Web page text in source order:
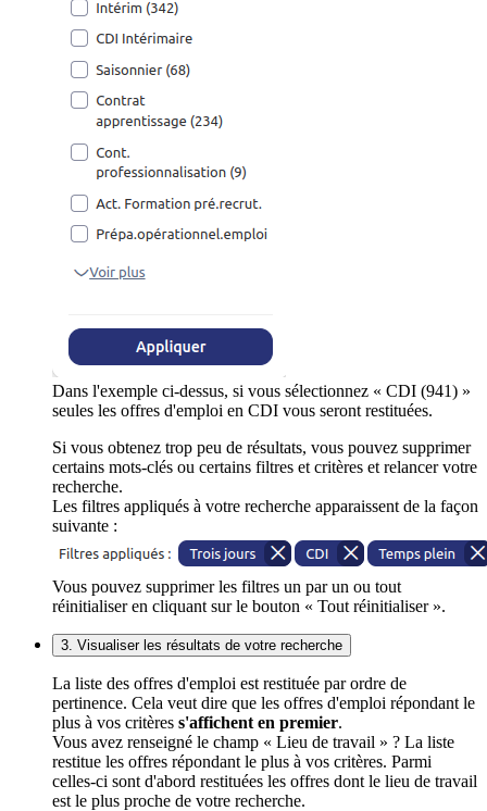
Dans l'exemple ci-dessus, si vous sélectionnez « CDI (941) »
seules les offres d'emploi en CDI vous seront restituées.
Si vous obtenez trop peu de résultats, vous pouvez supprimer
certains mots-clés ou certains filtres et critères et relancer votre
recherche.
Les filtres appliqués à votre recherche apparaissent de la façon
suivante :
Vous pouvez supprimer les filtres un par un ou tout
réinitialiser en cliquant sur le bouton « Tout réinitialiser ».
3. Visualiser les résultats de votre recherche
La liste des offres d'emploi est restituée par ordre de
pertinence. Cela veut dire que les offres d'emploi répondant le
plus à vos critères s'affichent en premier.
Vous avez renseigné le champ « Lieu de travail » ? La liste
restitue les offres répondant le plus à vos critères. Parmi
celles-ci sont d'abord restituées les offres dont le lieu de travail
est le plus proche de votre recherche.